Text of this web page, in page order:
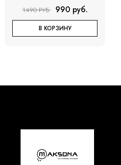
1490 РУБ. 990 руб.
В КОРЗИНУ